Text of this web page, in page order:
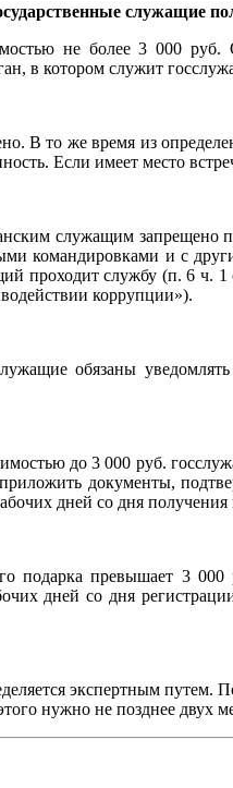
служащие
не более 3 000
в котором служит
В то же время из
Если имеет место
служащим запрещено
командировками и с
проходит службу (п. 6 ч.
коррупции»).
обязаны
до 3 000 руб.
документы,
дней со дня
подарка превышает 3
дней со дня
экспертным
нужно не позднее двух